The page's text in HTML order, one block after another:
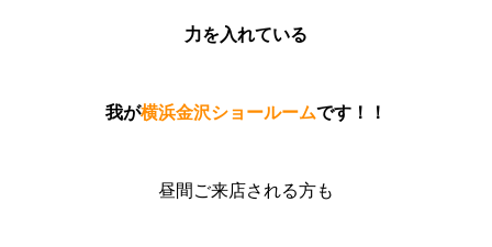
力を入れている
我が横浜金沢ショールームです！！
昼間ご来店される方も